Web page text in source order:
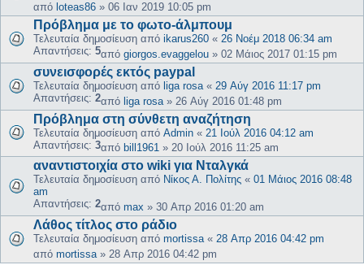
από loteas86 » 06 Ιαν 2019 10:05 pm
Πρόβλημα με το φωτο-άλμπουμ
Τελευταία δημοσίευση από ikarus260 « 26 Νοέμ 2018 06:34 am
Απαντήσεις: 5από giorgos.evaggelou » 02 Μάιος 2017 01:15 pm
συνεισφορές εκτός paypal
Τελευταία δημοσίευση από liga rosa « 29 Αύγ 2016 11:17 pm
Απαντήσεις: 2από liga rosa » 26 Αύγ 2016 01:48 pm
Πρόβλημα στη σύνθετη αναζήτηση
Τελευταία δημοσίευση από Admin « 21 Ιούλ 2016 04:12 am
Απαντήσεις: 3από bill1961 » 20 Ιούλ 2016 11:25 am
αναντιστοιχία στο wiki για Νταλγκά
Τελευταία δημοσίευση από Νίκος Α. Πολίτης « 01 Μάιος 2016 08:48
am
Απαντήσεις: 2από max » 30 Απρ 2016 01:20 am
Λάθος τίτλος στο ράδιο
Τελευταία δημοσίευση από mortissa« 28 Απρ 2016 04:42 pm
από mortissa» 28 Απρ 2016 04:42 pm